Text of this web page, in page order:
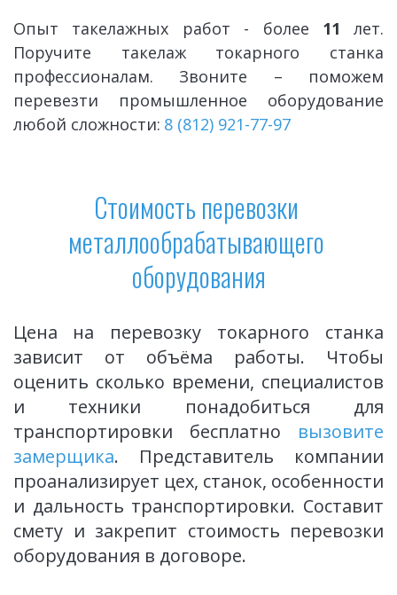
Опыт такелажных работ - более 11лет.
Поручите такелаж токарного станка
профессионалам. Звоните – поможем
перевезти промышленное оборудование
любой сложности: 8 (812) 921-77-97
Стоимость перевозки
металлообрабатывающего
оборудования
Цена на перевозку токарного станка
зависит от объёма работы. Чтобы
оценить сколько времени, специалистов
и техники понадобиться для
транспортировки бесплатно вызовите
замерщика. Представитель компании
проанализирует цех, станок, особенности
и дальность транспортировки. Составит
смету и закрепит стоимость перевозки
оборудования в договоре.